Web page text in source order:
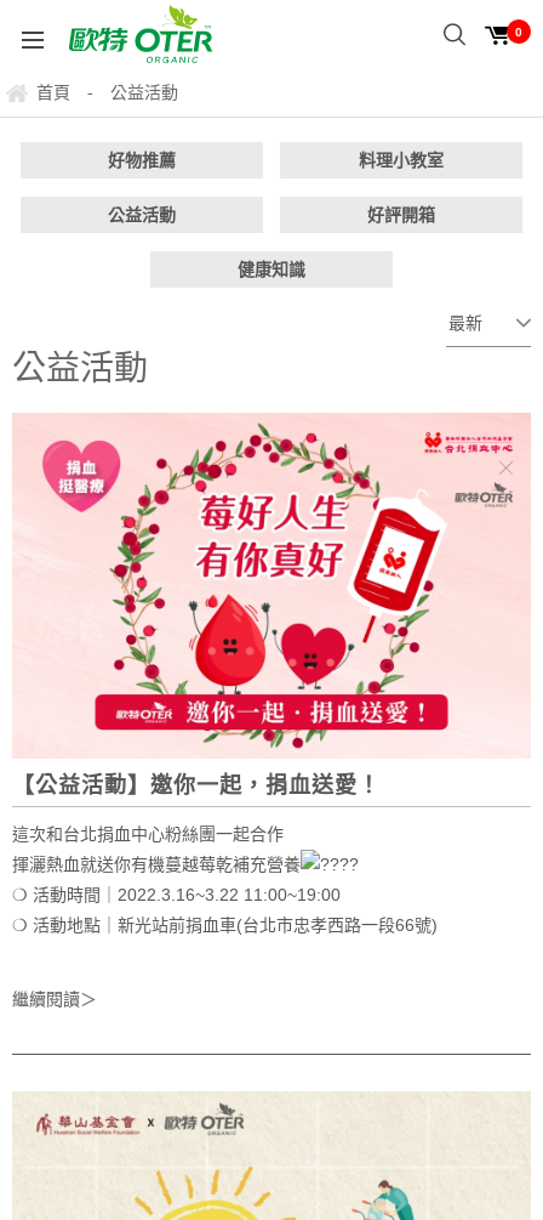
0
首頁 - 公益活動
好物推薦 料理小教室
公益活動 好評開箱
健康知識
公益活動
【公益活動】邀你一起，捐血送愛！
這次和台北捐血中心粉絲團一起合作
揮灑熱血就送你有機蔓越莓乾補充營養
❍ 活動時間｜2022.3.16~3.22 11:00~19:00
❍ 活動地點｜新光站前捐血車(台北市忠孝西路一段66號)
繼續閱讀＞